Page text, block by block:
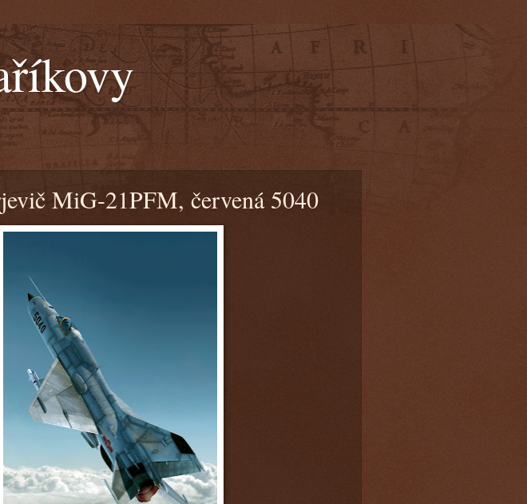
MiG-21PFM, červená 5040